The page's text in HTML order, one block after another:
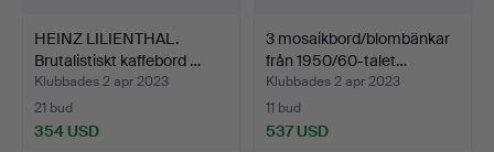
HEINZ LILIENTHAL.
Brutalistiskt kaffebord …
Klubbades 2 apr 2023
21 bud
354 USD
3 mosaikbord/blombänkar
från 1950/60-talet…
Klubbades 2 apr 2023
11 bud
537 USD